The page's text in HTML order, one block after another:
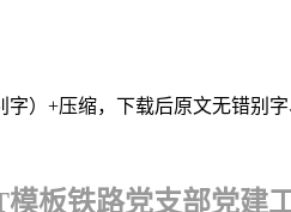
）+压缩，下载后原文无错别字
模板铁路党支部党建